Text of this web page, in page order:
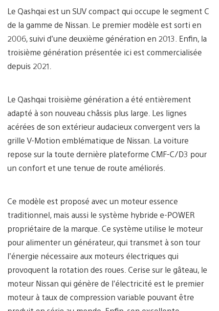
Le Qashqai est un SUV compact qui occupe le segment C
de la gamme de Nissan. Le premier modèle est sorti en
2006, suivi d’une deuxième génération en 2013. Enfin, la
troisième génération présentée ici est commercialisée
depuis 2021.
Le Qashqai troisième génération a été entièrement
adapté à son nouveau châssis plus large. Les lignes
acérées de son extérieur audacieux convergent vers la
grille V-Motion emblématique de Nissan. La voiture
repose sur la toute dernière plateforme CMF-C/D3 pour
un confort et une tenue de route améliorés.
Ce modèle est proposé avec un moteur essence
traditionnel, mais aussi le système hybride e-POWER
propriétaire de la marque. Ce système utilise le moteur
pour alimenter un générateur, qui transmet à son tour
l’énergie nécessaire aux moteurs électriques qui
provoquent la rotation des roues. Cerise sur le gâteau, le
moteur Nissan qui génère de l’électricité est le premier
moteur à taux de compression variable pouvant être